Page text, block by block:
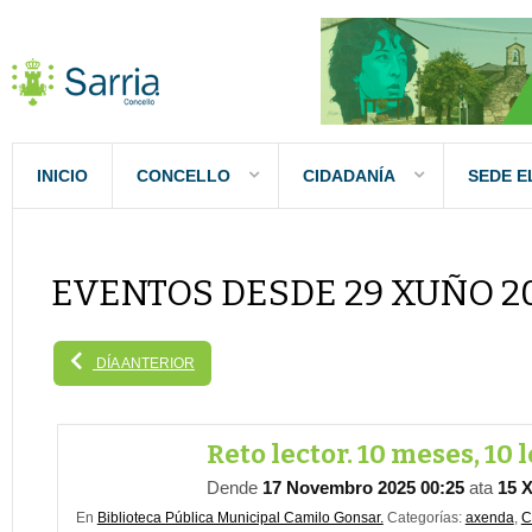
INICIO CONCELLO CIDADANÍA SEDE
EVENTOS DESDE 29 XUÑO
DÍA ANTERIOR
Reto lector. 10 meses, 10
Dende 17 Novembro 2025 00:25 ata 15
En Biblioteca Pública Municipal Camilo Gonsar. Categorías: axenda,